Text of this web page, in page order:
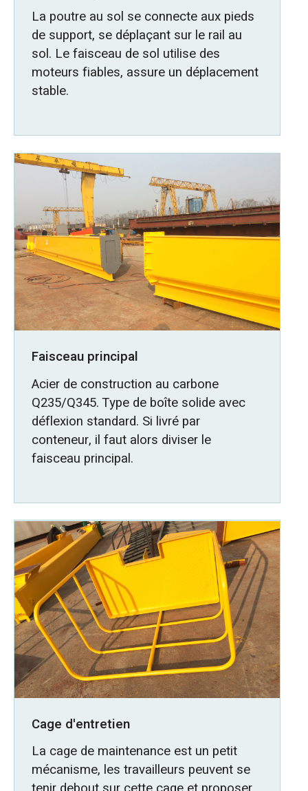
La poutre au sol se connecte aux pieds
de support, se déplaçant sur le rail au
sol. Le faisceau de sol utilise des
moteurs fiables, assure un déplacement
stable.
Faisceau principal
Acier de construction au carbone
Q235/Q345. Type de boîte solide avec
déflexion standard. Si livré par
conteneur, il faut alors diviser le
faisceau principal.
Cage d'entretien
La cage de maintenance est un petit
mécanisme, les travailleurs peuvent se